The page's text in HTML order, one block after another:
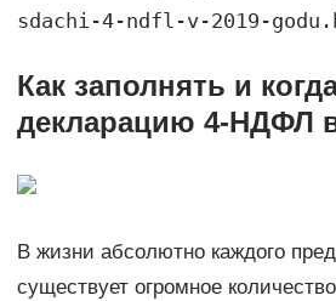
sdachi-4-ndfl-v-2019-
Как заполнять и
декларацию 4-НДФЛ в
В жизни абсолютно каждого
существует огромное